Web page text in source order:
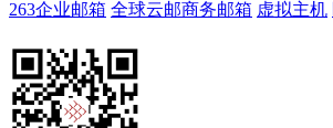
263企业邮箱 全球云邮商务邮箱 虚拟主机